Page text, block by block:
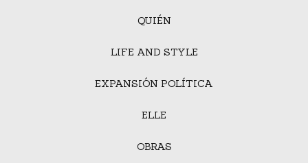
QUIÉN
LIFE AND STYLE
EXPANSIÓN POLÍTICA
ELLE
OBRAS